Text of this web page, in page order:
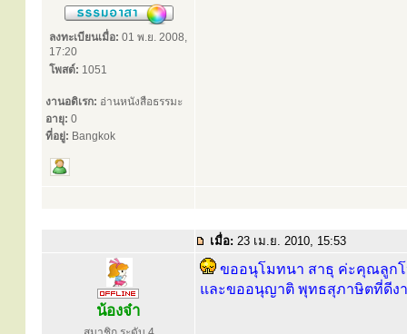
ลงทะเบียนเมื่อ: 01 พ.ย. 2008,
17:20
โพสต์: 1051
งานอดิเรก: อ่านหนังสือธรรมะ
อายุ: 0
ที่อยู่: Bangkok
เมื่อ: 23 เม.ย. 2010, 15:53
น้องจ๋า
ขออนุโมทนา สาธุ ค่ะคุณลูกโ
และขออนุญาติ พุทธสุภาษิตที่ดีง